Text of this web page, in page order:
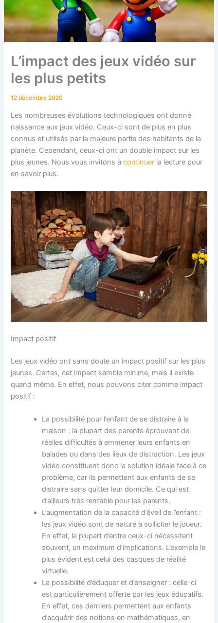
L’impact des jeux vidéo sur
les plus petits
12 décembre 2020
Les nombreuses évolutions technologiques ont donné
naissance aux jeux vidéo. Ceux-ci sont de plus en plus
connus et utilisés par la majeure partie des habitants de la
planète. Cependant, ceux-ci ont un double impact sur les
plus jeunes. Nous vous invitons àcontinuer la lecture pour
en savoir plus.
Impact positif
Les jeux vidéo ont sans doute un impact positif sur les plus
jeunes. Certes, cet impact semble minime, mais il existe
quand même. En effet, nous pouvons citer comme impact
positif :
La possibilité pour l’enfant de se distraire à la
maison : la plupart des parents éprouvent de
réelles difficultés à emmener leurs enfants en
balades ou dans des lieux de distraction. Les jeux
vidéo constituent donc la solution idéale face à ce
problème, car ils permettent aux enfants de se
distraire sans quitter leur domicile. Ce qui est
d’ailleurs très rentable pour les parents.
L’augmentation de la capacité d’éveil de l’enfant :
les jeux vidéo sont de nature à solliciter le joueur.
En effet, la plupart d’entre ceux-ci nécessitent
souvent, un maximum d’implications. L’exemple le
plus évident est celui des casques de réalité
virtuelle.
La possibilité d’éduquer et d’enseigner : celle-ci
est particulièrement offerte par les jeux éducatifs.
En effet, ces derniers permettent aux enfants
d’acquérir des notions en mathématiques, en